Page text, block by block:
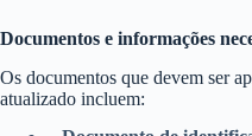
Documentos e informações
Os documentos que devem ser
atualizado incluem: